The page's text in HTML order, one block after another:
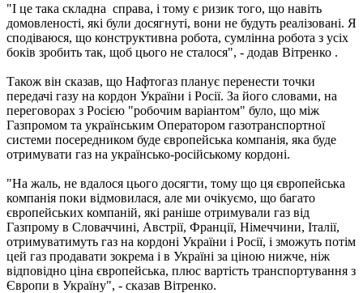
"І це така складна справа, і тому є ризик того, що навіть
домовленості, які були досягнуті, вони не будуть реалізовані. Я
сподіваюся, що конструктивна робота, сумлінна робота з усіх
боків зробить так, щоб цього не сталося", - додав Вітренко .
Також він сказав, що Нафтогаз планує перенести точки
передачі газу на кордон України і Росії. За його словами, на
переговорах з Росією "робочим варіантом" було, що між
Газпромом та українським Оператором газотранспортної
системи посередником буде європейська компанія, яка буде
отримувати газ на українсько-російському кордоні.
"На жаль, не вдалося цього досягти, тому що ця європейська
компанія поки відмовилася, але ми очікуємо, що багато
європейських компаній, які раніше отримували газ від
Газпрому в Словаччині, Австрії, Франції, Німеччини, Італії,
отримуватимуть газ на кордоні України і Росії, і зможуть потім
цей газ продавати зокрема і в Україні за ціною нижче, ніж
відповідно ціна європейська, плюс вартість транспортування з
Європи в Україну", - сказав Вітренко.